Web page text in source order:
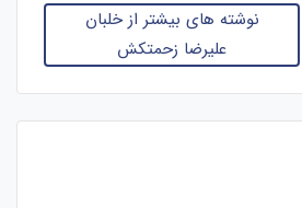
نوشته های بیشتر از خلبان
علیرضا زحمتکش